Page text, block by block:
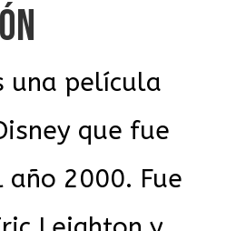
una película
que fue
2000. Fue